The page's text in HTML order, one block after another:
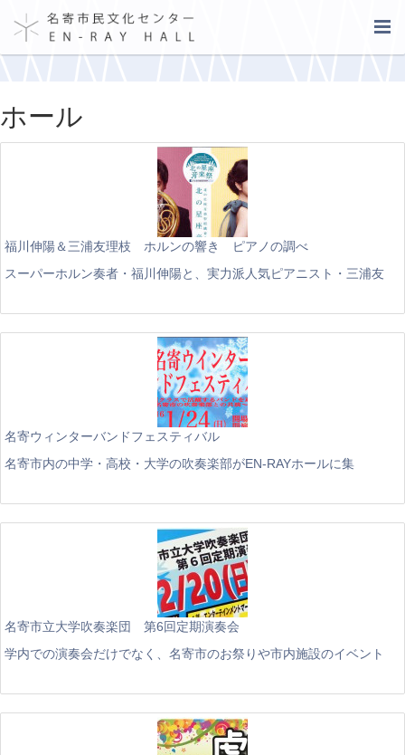
ホール
福川伸陽＆三浦友理枝 ホルンの響き ピアノの調べ
スーパーホルン奏者・福川伸陽と、実力派人気ピアニスト・三浦友
名寄ウィンターバンドフェスティバル
名寄市内の中学・高校・大学の吹奏楽部がEN-RAYホールに集
名寄市立大学吹奏楽団 第6回定期演奏会
学内での演奏会だけでなく、名寄市のお祭りや市内施設のイベント